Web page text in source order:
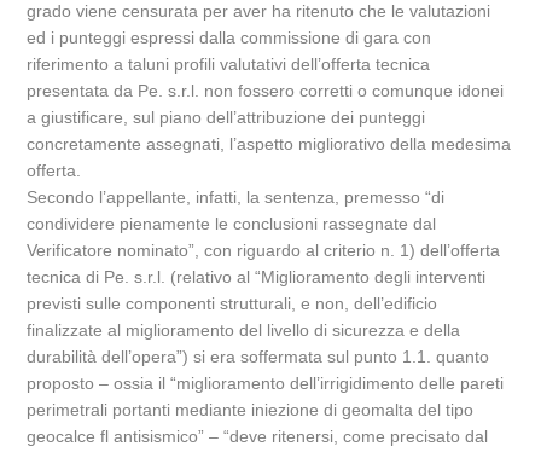
grado viene censurata per aver ha ritenuto che le valutazioni
ed i punteggi espressi dalla commissione di gara con
riferimento a taluni profili valutativi dell’offerta tecnica
presentata da Pe. s.r.l. non fossero corretti o comunque idonei
a giustificare, sul piano dell’attribuzione dei punteggi
concretamente assegnati, l’aspetto migliorativo della medesima
offerta.
Secondo l’appellante, infatti, la sentenza, premesso “di
condividere pienamente le conclusioni rassegnate dal
Verificatore nominato”, con riguardo al criterio n. 1) dell’offerta
tecnica di Pe. s.r.l. (relativo al “Miglioramento degli interventi
previsti sulle componenti strutturali, e non, dell’edificio
finalizzate al miglioramento del livello di sicurezza e della
durabilità dell’opera”) si era soffermata sul punto 1.1. quanto
proposto – ossia il “miglioramento dell’irrigidimento delle pareti
perimetrali portanti mediante iniezione di geomalta del tipo
geocalce fl antisismico” – “deve ritenersi, come precisato dal